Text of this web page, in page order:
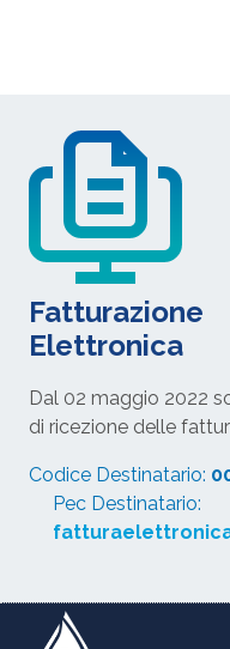
Fatturazione
Elettronica
Dal 02 maggio 2022
di ricezione delle
Codice Destinatario:
Pec Destinatario: